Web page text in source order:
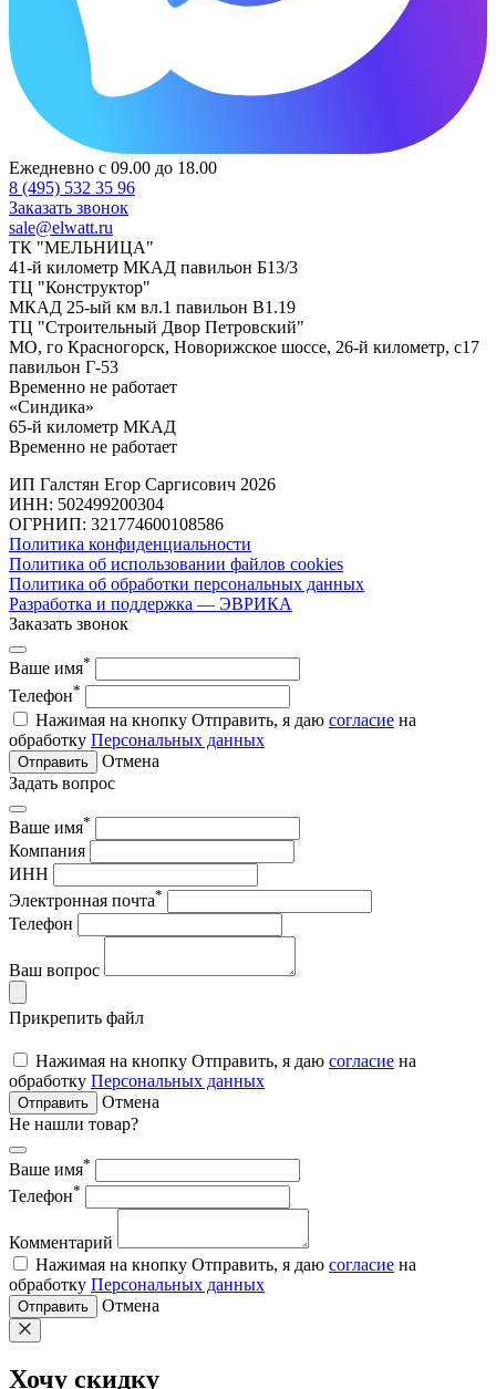
Ежедневно с 09.00 до 18.00
8 (495) 532 35 96
Заказать звонок
sale@elwatt.ru
ТК "МЕЛЬНИЦА"
41-й километр МКАД павильон Б13/3
ТЦ "Конструктор"
МКАД 25-ый км вл.1 павильон В1.19
ТЦ "Строительный Двор Петровский"
МО, го Красногорск, Новорижское шоссе, 26-й километр, с17
павильон Г-53
Временно не работает
«Синдика»
65-й километр МКАД
Временно не работает
ИП Галстян Егор Саргисович 2026
ИНН: 502499200304
ОГРНИП: 321774600108586
Политика конфиденциальности
Политика об использовании файлов cookies
Политика об обработки персональных данных
Разработка и поддержка — ЭВРИКА
Заказать звонок
Ваше имя*
Телефон*
Нажимая на кнопку Отправить, я даю согласие на
обработку Персональных данных
Отправить
Отмена
Задать вопрос
Ваше имя*
Компания
ИНН
Электронная почта*
Телефон
Ваш вопрос
Прикрепить файл
Нажимая на кнопку Отправить, я даю согласие на
обработку Персональных данных
Отправить
Отмена
Не нашли товар?
Ваше имя*
Телефон*
Комментарий
Нажимая на кнопку Отправить, я даю согласие на
обработку Персональных данных
Отправить Отмена
Хочу скидку